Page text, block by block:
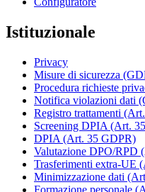
Istituzionale
Privacy
Misure di sicurezza
Procedura richieste
Notifica violazioni dati
Registro trattamenti
Screening DPIA (Art.
DPIA (Art. 35 GDPR)
Valutazione DPO/RPD
Trasferimenti extra-UE
Minimizzazione dati